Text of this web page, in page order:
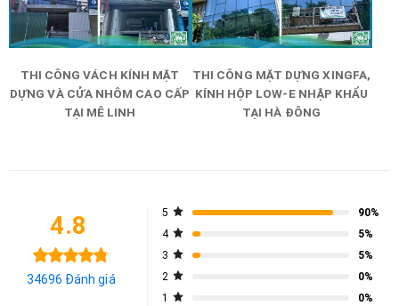
THI CÔNG VÁCH KÍNH MẶT
DỰNG VÀ CỬA NHÔM CAO CẤP
TẠI MÊ LINH
THI CÔNG MẶT DỰNG XINGFA,
KÍNH HỘP LOW-E NHẬP KHẨU
TẠI HÀ ĐÔNG
4.8
34696 Đánh giá
5
90%
4
5%
3
5%
2
0%
1
0%